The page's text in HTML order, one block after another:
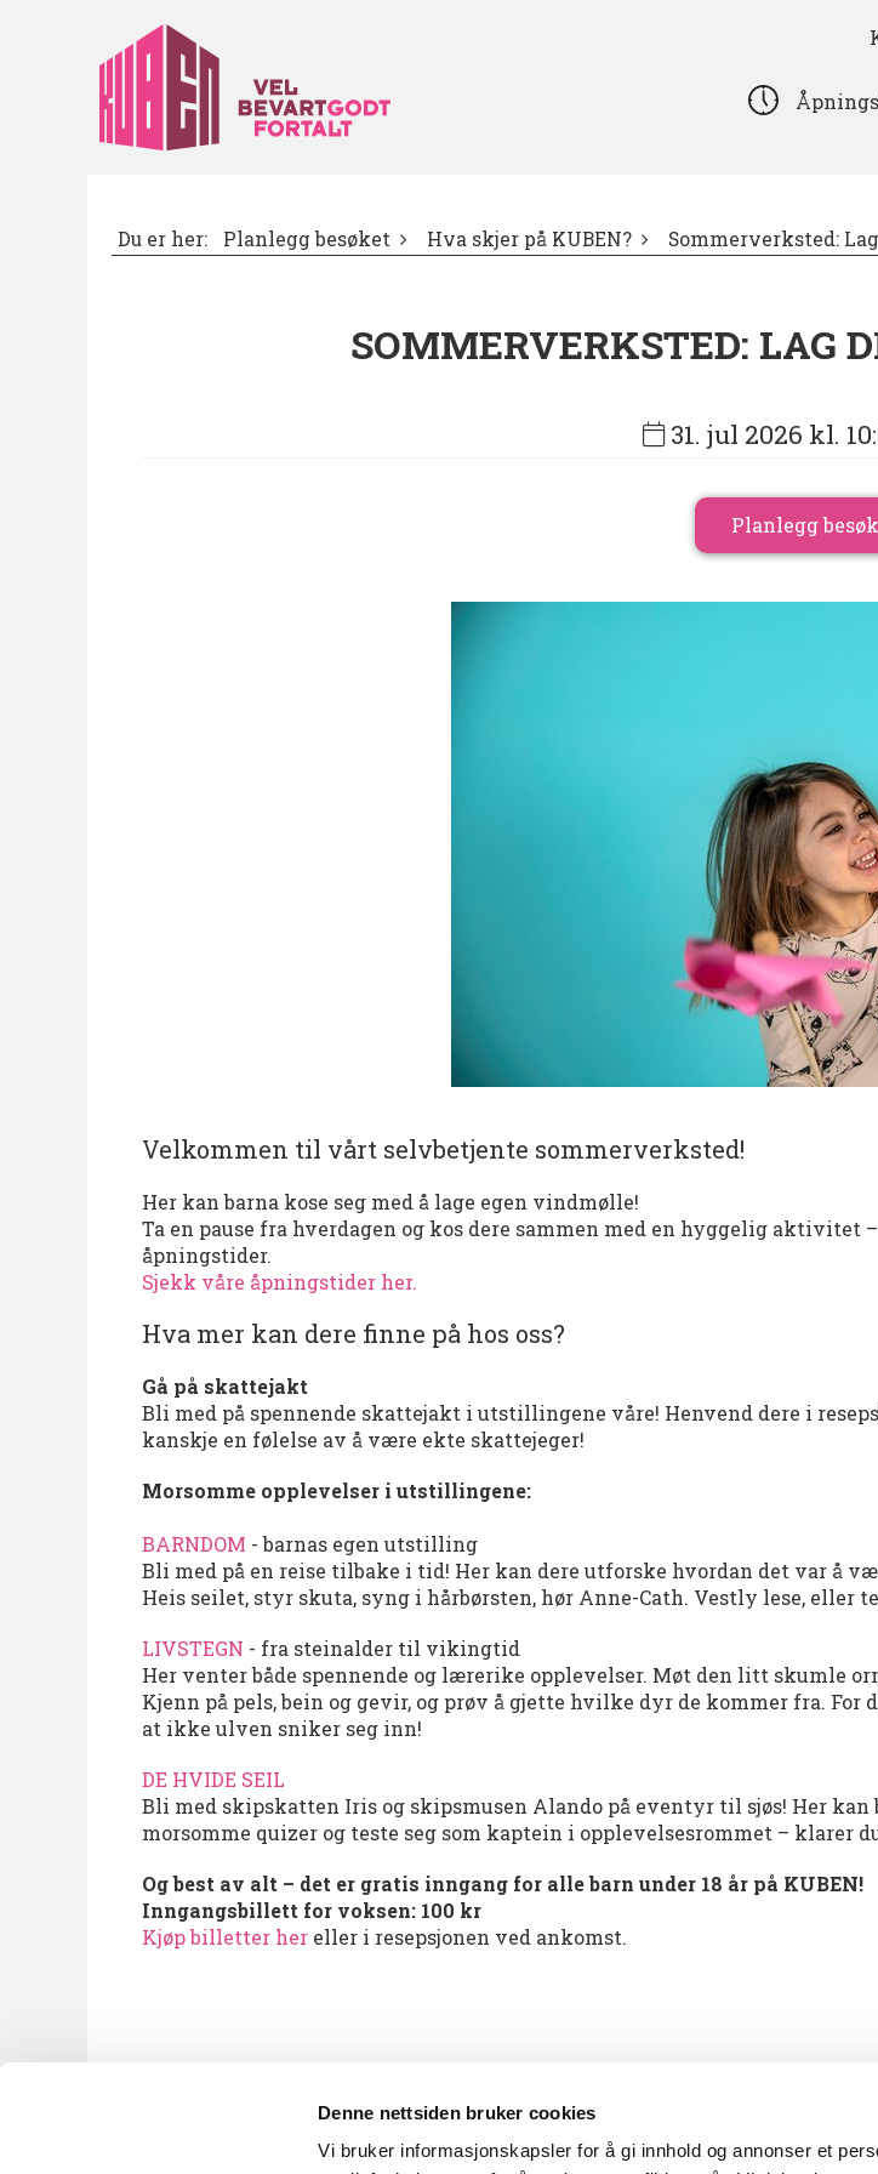
Denne nettsiden bruker cookies
Vi bruker informasjonskapsler for å gi innhold og annonser et
Du er her: Planlegg besøket Hva skjer på KUBEN? Sommerverksted:
SOMMERVERKSTED: LAG
31. jul 2026 kl.
Planlegg
Velkommen til vårt selvbetjente sommerverksted!
Her kan barna kose seg med å lage egen vindmølle!
Ta en pause fra hverdagen og kos dere sammen med en hyggelig
åpningstider.
Sjekk våre åpningstider her.
Hva mer kan dere finne på hos oss?
Gå på skattejakt
Bli med på spennende skattejakt i utstillingene våre! Henvend dere i
kanskje en følelse av å være ekte skattejeger!
Morsomme opplevelser i utstillingene:
BARNDOM - barnas egen utstilling
Bli med på en reise tilbake i tid! Her kan dere utforske hvordan det var å
Heis seilet, styr skuta, syng i hårbørsten, hør Anne-Cath. Vestly lese, eller
LIVSTEGN - fra steinalder til vikingtid
Her venter både spennende og lærerike opplevelser. Møt den litt skumle
Kjenn på pels, bein og gevir, og prøv å gjette hvilke dyr de kommer fra. For
at ikke ulven sniker seg inn!
DE HVIDE SEIL
Bli med skipskatten Iris og skipsmusen Alando på eventyr til sjøs! Her
morsomme quizer og teste seg som kaptein i opplevelsesrommet – klarer
Og best av alt – det er gratis inngang for alle barn under 18 år på KUBEN!
Inngangsbillett for voksen: 100 kr
Kjøp billetter her eller i resepsjonen ved ankomst.
Nyhetsbrev